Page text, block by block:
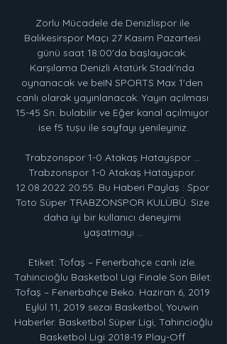
Zorlu Mücadele de Denizlispor ile
Balıkesirspor Maçı 27 Kasım Pazartesi
günü saat 18:00'da başlayacak.
Karşılama Denizli Atatürk Stadı'nda
oynanacak ve beIN SPORTS Max 1'den
canlı olarak yayınlanacak. Yayın açılması
15-45 Sn. bulabilir ve Eğer kanal açılmıyor
ise f5 tuşu ile sayfayı yenileyiniz.
Trabzonspor 1-0 Atakaş Hatayspor ...
Trabzonspor 1-0 Atakaş Hatayspor.
12.08.2022 20:55. Bu Haberi Paylaş : Spor
Toto Süper TRABZONSPOR KULÜBÜ. Size
daha iyi bir kullanıcı deneyimi
yaşatmayı ...
Etiket: Tofaş – Fenerbahçe canlı izle.
Tahincioğlu Basketbol Ligi Finale Son Bilet:
Tofaş – Fenerbahçe Beko. Haziran 6, 2019
Eylül 11, 2019 sezai Basketbol, Youwin
Haberler. Basketbol Süper Ligi, Tahincioğlu
Basketbol Ligi 2018-19 Play-Off